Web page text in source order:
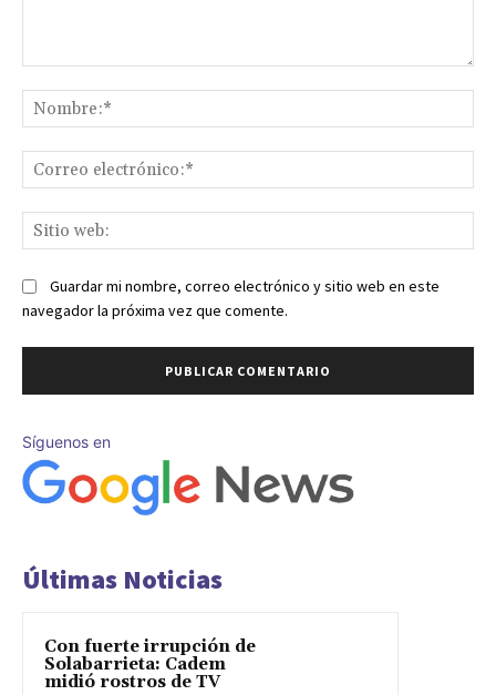
Guardar mi nombre, correo electrónico y sitio web en este
navegador la próxima vez que comente.
Síguenos en
Últimas Noticias
Con fuerte irrupción de
Solabarrieta: Cadem
midió rostros de TV